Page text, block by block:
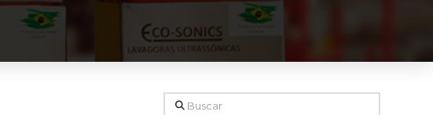
Buscar